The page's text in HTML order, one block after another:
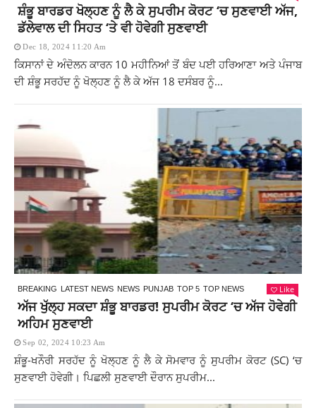
ਸ਼ੰਭੂ ਬਾਰਡਰ ਖੋਲ੍ਹਣ ਨੂੰ ਲੈ ਕੇ ਸੁਪਰੀਮ ਕੋਰਟ ‘ਚ ਸੁਣਵਾਈ ਅੱਜ,
ਡੱਲੇਵਾਲ ਦੀ ਸਿਹਤ ‘ਤੇ ਵੀ ਹੋਵੇਗੀ ਸੁਣਵਾਈ
Dec 18, 2024 11:20 Am
ਕਿਸਾਨਾਂ ਦੇ ਅੰਦੋਲਨ ਕਾਰਨ 10 ਮਹੀਨਿਆਂ ਤੋਂ ਬੰਦ ਪਈ ਹਰਿਆਣਾ ਅਤੇ ਪੰਜਾਬ
ਦੀ ਸ਼ੰਭੂ ਸਰਹੱਦ ਨੂੰ ਖੋਲ੍ਹਣ ਨੂੰ ਲੈ ਕੇ ਅੱਜ 18 ਦਸੰਬਰ ਨੂੰ...
BREAKING LATEST NEWS NEWS PUNJAB TOP 5 TOP NEWS Like
ਅੱਜ ਖੁੱਲ੍ਹ ਸਕਦਾ ਸ਼ੰਭੂ ਬਾਰਡਰ! ਸੁਪਰੀਮ ਕੋਰਟ ‘ਚ ਅੱਜ ਹੋਵੇਗੀ
ਅਹਿਮ ਸੁਣਵਾਈ
Sep 02, 2024 10:23 Am
ਸ਼ੰਭੂ-ਖਨੌਰੀ ਸਰਹੱਦ ਨੂੰ ਖੋਲ੍ਹਣ ਨੂੰ ਲੈ ਕੇ ਸੋਮਵਾਰ ਨੂੰ ਸੁਪਰੀਮ ਕੋਰਟ (SC) ‘ਚ
ਸੁਣਵਾਈ ਹੋਵੇਗੀ। ਪਿਛਲੀ ਸੁਣਵਾਈ ਦੌਰਾਨ ਸੁਪਰੀਮ...